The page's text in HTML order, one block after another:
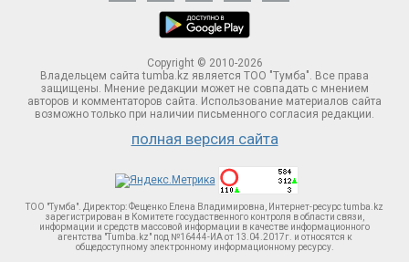
Copyright © 2010-2026
Владельцем сайта tumba.kz является ТОО "Тумба". Все права
защищены. Мнение редакции может не совпадать с мнением
авторов и комментаторов сайта. Использование материалов сайта
возможно только при наличии письменного согласия редакции.
полная версия сайта
ТОО "Тумба". Директор: Фещенко Елена Владимировна, Интернет-ресурс tumba.kz
зарегистрирован в Комитете госудаственного контроля в области связи,
информации и средств массовой информации в качестве информационного
агентства "Tumba.kz" под №16444-ИА от 13.04.2017г. и относятся к
общедоступному электронному информационному ресурсу.